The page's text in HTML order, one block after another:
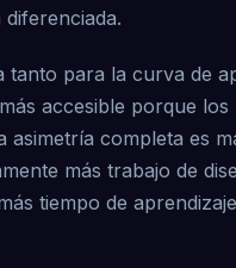
diferenciada.
tanto para la curva de
accesible porque
asimetría completa es
más trabajo de
tiempo de